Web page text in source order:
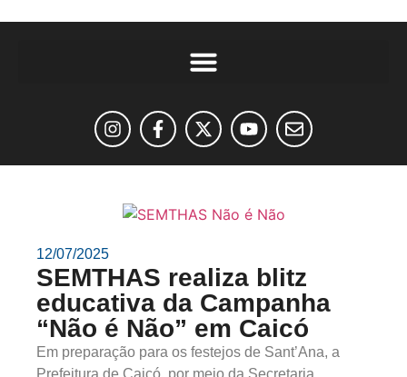
12/07/2025
SEMTHAS realiza blitz
educativa da Campanha
“Não é Não” em Caicó
Em preparação para os festejos de Sant’Ana, a
Prefeitura de Caicó, por meio da Secretaria